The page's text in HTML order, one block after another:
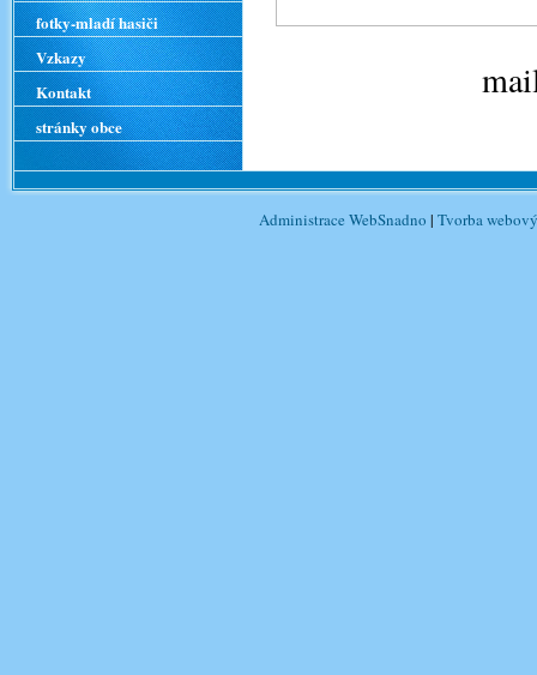
fotky-mladí hasiči
Vzkazy
Kontakt
stránky obce
Administrace WebSnadno | Tvorba